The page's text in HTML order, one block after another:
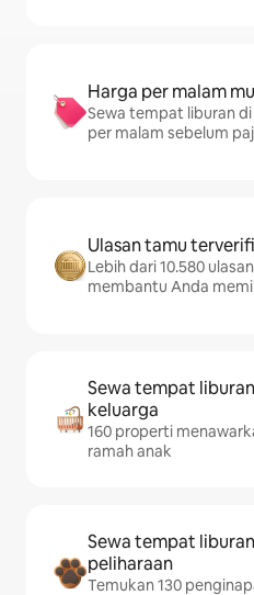
Harga per malam
Sewa tempat liburan di
per malam sebelum
Ulasan tamu
Lebih dari 10.580
membantu Anda
Sewa tempat
keluarga
160 properti
ramah anak
Sewa tempat
peliharaan
Temukan 130